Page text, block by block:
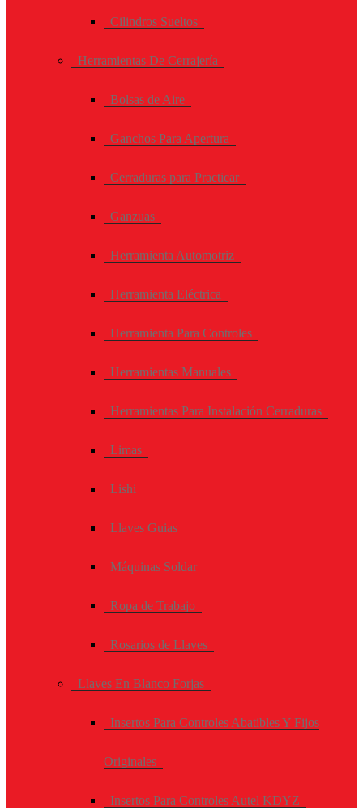
Cilindros Sueltos
Herramientas De Cerrajería
Bolsas de Aire
Ganchos Para Apertura
Cerraduras para Practicar
Ganzuas
Herramienta Automotriz
Herramienta Eléctrica
Herramienta Para Controles
Herramientas Manuales
Herramientas Para Instalación Cerraduras
Limas
Lishi
Llaves Guias
Máquinas Soldar
Ropa de Trabajo
Rosarios de Llaves
Llaves En Blanco Forjas
Insertos Para Controles Abatibles Y Fijos
Originales
Insertos Para Controles Autel KDYZ